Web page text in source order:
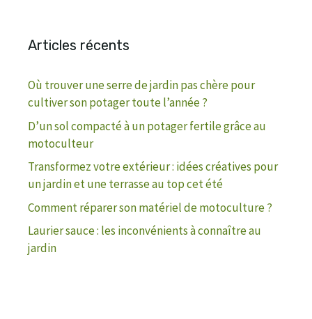
Articles récents
Où trouver une serre de jardin pas chère pour
cultiver son potager toute l’année ?
D’un sol compacté à un potager fertile grâce au
motoculteur
Transformez votre extérieur : idées créatives pour
un jardin et une terrasse au top cet été
Comment réparer son matériel de motoculture ?
Laurier sauce : les inconvénients à connaître au
jardin